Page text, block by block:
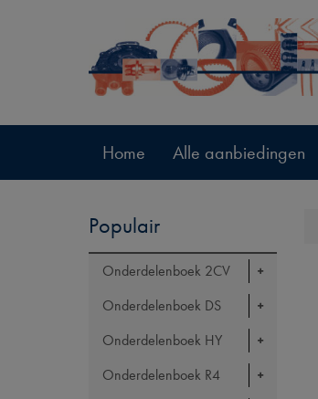
Home Alle aanbiedingen
Populair
Onderdelenboek 2CV
Onderdelenboek DS
Onderdelenboek HY
Onderdelenboek R4